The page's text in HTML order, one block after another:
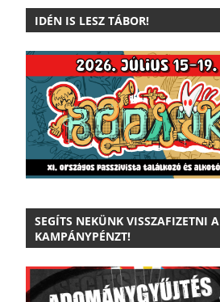
IDÉN IS LESZ TÁBOR!
SEGÍTS NEKÜNK VISSZAFIZETNI A
KAMPÁNYPÉNZT!